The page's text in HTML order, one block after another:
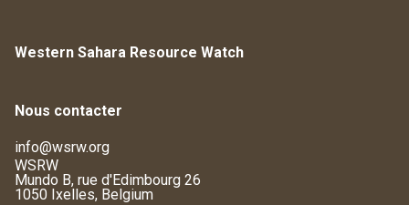
Western Sahara Resource Watch
Nous contacter
info@wsrw.org
WSRW
Mundo B, rue d'Edimbourg 26
1050 Ixelles, Belgium